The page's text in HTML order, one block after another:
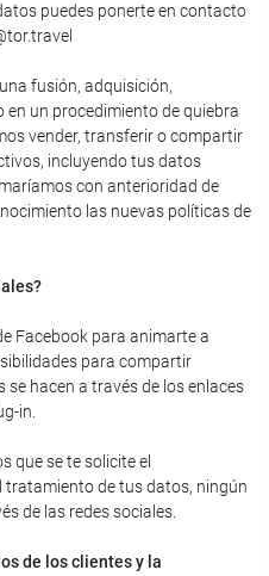
puedes ponerte en contacto
fusión, adquisición,
un procedimiento de quiebra
vender, transferir o compartir
incluyendo tus datos
con anterioridad de
las nuevas políticas de
Facebook para animarte a
para compartir
hacen a través de los enlaces
in.
que se te solicite el
de tus datos, ningún
de las redes sociales.
de los clientes y la